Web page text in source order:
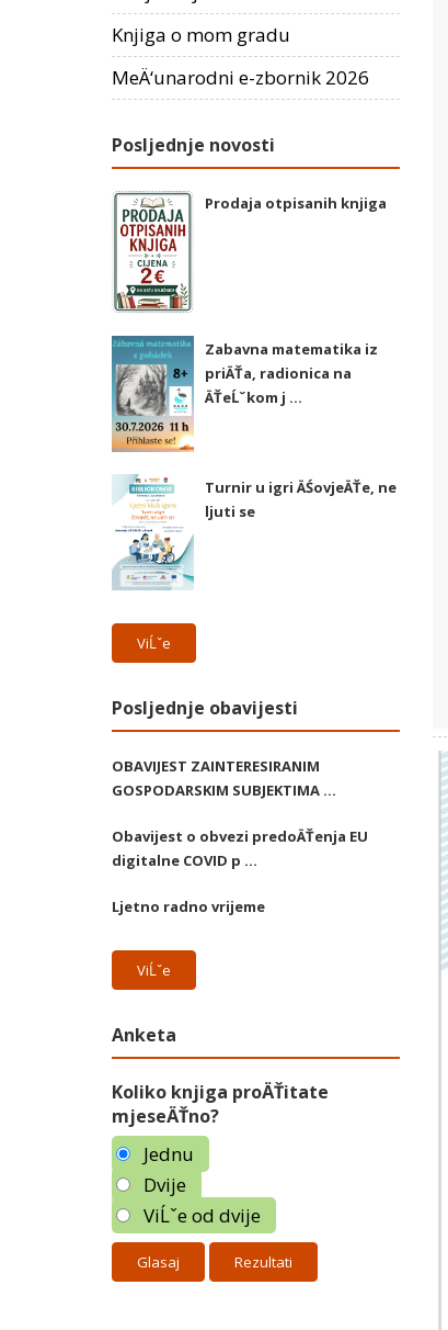
Knjiga o mom gradu
MeÄ‘unarodni e-zbornik 2026
Posljednje novosti
Prodaja otpisanih knjiga
Zabavna matematika iz
priÄŤa, radionica na
ÄŤeĹˇkom j ...
Turnir u igri ÄŚovjeÄŤe, ne
ljuti se
ViĹˇe
Posljednje obavijesti
OBAVIJEST ZAINTERESIRANIM
GOSPODARSKIM SUBJEKTIMA ...
Obavijest o obvezi predoÄŤenja EU
digitalne COVID p ...
Ljetno radno vrijeme
ViĹˇe
Anketa
Koliko knjiga proÄŤitate
mjeseÄŤno?
Jednu
Dvije
ViĹˇe od dvije
Rezultati